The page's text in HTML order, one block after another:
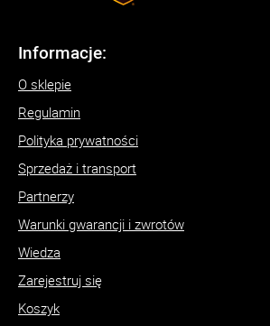
Informacje:
O sklepie
Regulamin
Polityka prywatności
Sprzedaż i transport
Partnerzy
Warunki gwarancji i zwrotów
Wiedza
Zarejestruj się
Koszyk